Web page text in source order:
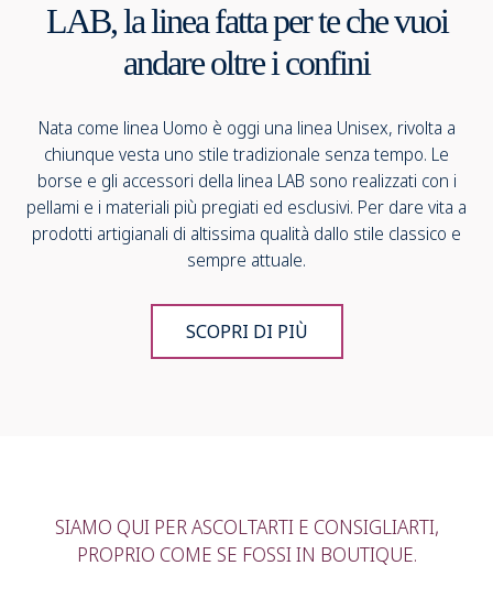
LAB, la linea fatta per te che vuoi
andare oltre i confini
Nata come linea Uomo è oggi una linea Unisex, rivolta a
chiunque vesta uno stile tradizionale senza tempo. Le
borse e gli accessori della linea LAB sono realizzati con i
pellami e i materiali più pregiati ed esclusivi. Per dare vita a
prodotti artigianali di altissima qualità dallo stile classico e
sempre attuale.
SCOPRI DI PIÙ
SIAMO QUI PER ASCOLTARTI E CONSIGLIARTI,
PROPRIO COME SE FOSSI IN BOUTIQUE.